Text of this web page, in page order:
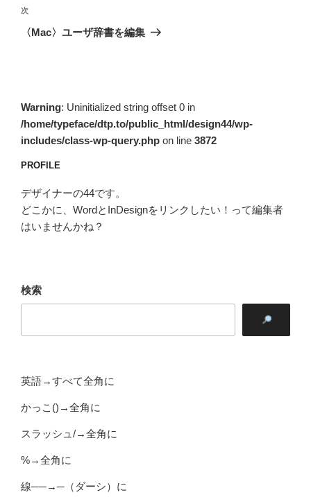
ビ
ゲ
ン
稿
次
の
次
〈Mac〉ユーザ辞書を編集
Warning: Uninitialized string offset 0 in
/home/typeface/dtp.to/public_html/design44/wp-
includes/class-wp-query.php on line 3872
PROFILE
デザイナーの44です。
どこかに、WordとInDesignをリンクしたい！って編集者
はいませんかね？
検索
英語→すべて全角に
かっこ()→全角に
スラッシュ/→全角に
%→全角に
線──→─（ダーシ）に